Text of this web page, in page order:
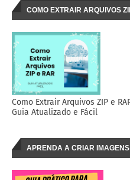
COMO EXTRAIR ARQUIVOS
Como Extrair Arquivos ZIP e
Guia Atualizado e Fácil
APRENDA A CRIAR